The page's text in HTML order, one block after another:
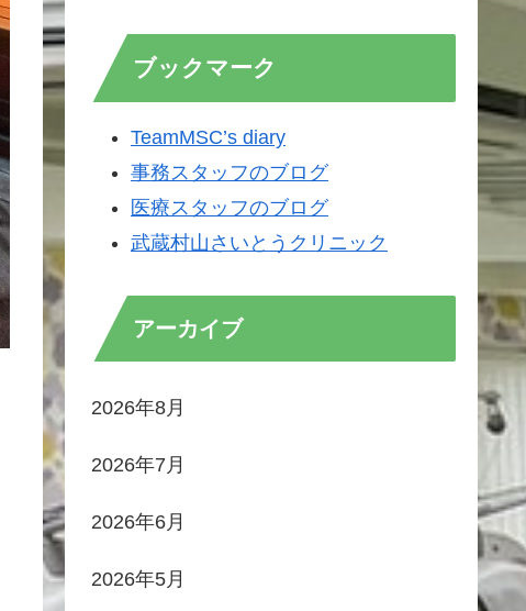
ブックマーク
TeamMSC’s diary
事務スタッフのブログ
医療スタッフのブログ
武蔵村山さいとうクリニック
アーカイブ
2026年8月
2026年7月
2026年6月
2026年5月